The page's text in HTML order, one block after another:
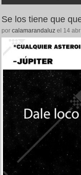
Se los tiene que
por calamarandaluz el 14